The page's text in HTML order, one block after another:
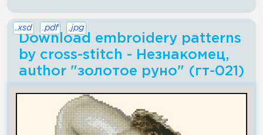
Download embroidery patterns
by cross-stitch - Незнакомец,
author "золотое руно" (гт-021)
.xsd .pdf .jpg